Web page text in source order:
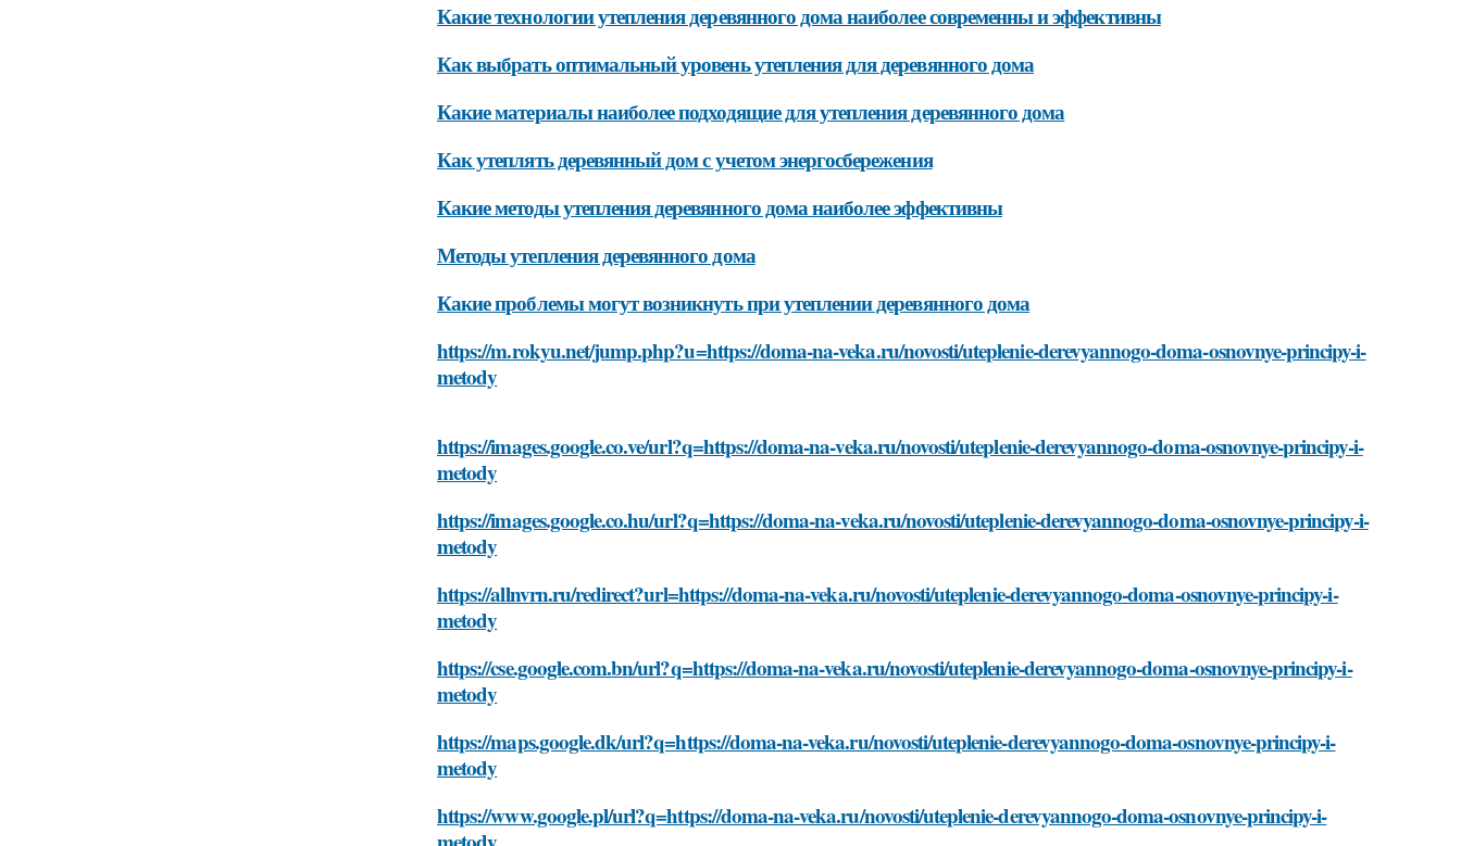
Какие технологии утепления деревянного дома наиболее современны и эффективны
Как выбрать оптимальный уровень утепления для деревянного дома
Какие материалы наиболее подходящие для утепления деревянного дома
Как утеплять деревянный дом с учетом энергосбережения
Какие методы утепления деревянного дома наиболее эффективны
Методы утепления деревянного дома
Какие проблемы могут возникнуть при утеплении деревянного дома
https://m.rokyu.net/jump.php?u=https://doma-na-veka.ru/novosti/uteplenie-derevyannogo-doma-osnovnye-principy-i-
metody
https://images.google.co.ve/url?q=https://doma-na-veka.ru/novosti/uteplenie-derevyannogo-doma-osnovnye-principy-i-
metody
https://images.google.co.hu/url?q=https://doma-na-veka.ru/novosti/uteplenie-derevyannogo-doma-osnovnye-principy-i-
metody
https://allnvrn.ru/redirect?url=https://doma-na-veka.ru/novosti/uteplenie-derevyannogo-doma-osnovnye-principy-i-
metody
https://cse.google.com.bn/url?q=https://doma-na-veka.ru/novosti/uteplenie-derevyannogo-doma-osnovnye-principy-i-
metody
https://maps.google.dk/url?q=https://doma-na-veka.ru/novosti/uteplenie-derevyannogo-doma-osnovnye-principy-i-
metody
https://www.google.pl/url?q=https://doma-na-veka.ru/novosti/uteplenie-derevyannogo-doma-osnovnye-principy-i-